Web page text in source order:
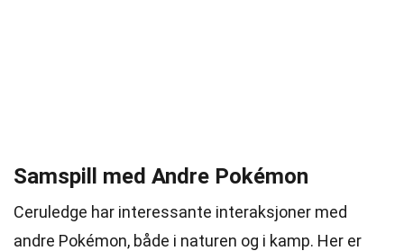
Samspill med Andre Pokémon
Ceruledge har interessante interaksjoner med
andre Pokémon, både i naturen og i kamp. Her er